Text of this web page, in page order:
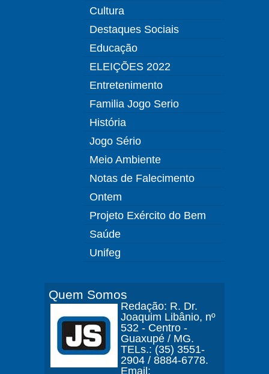
Cultura
Destaques Sociais
Educação
ELEIÇÕES 2022
Entretenimento
Familia Jogo Serio
História
Jogo Sério
Meio Ambiente
Notas de Falecimento
Ontem
Projeto Exército do Bem
Saúde
Unifeg
Quem Somos
Redação: R. Dr.
Joaquim Libânio, nº
532 - Centro -
Guaxupé / MG.
TELs.: (35) 3551-
2904 / 8884-6778.
Email: